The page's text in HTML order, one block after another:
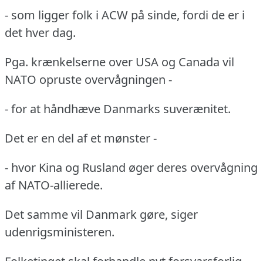
- som ligger folk i ACW på sinde, fordi de er i
det hver dag.
Pga. krænkelserne over USA og Canada vil
NATO opruste overvågningen -
- for at håndhæve Danmarks suverænitet.
Det er en del af et mønster -
- hvor Kina og Rusland øger deres overvågning
af NATO-allierede.
Det samme vil Danmark gøre, siger
udenrigsministeren.